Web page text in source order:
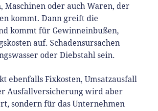
Maschinen oder auch Waren, der
kommt. Dann greift die
kommt für Gewinneinbußen,
auf. Schadensursachen
oder Diebstahl sein.
ebenfalls Fixkosten, Umsatzausfall
Ausfallversicherung wird aber
sondern für das Unternehmen